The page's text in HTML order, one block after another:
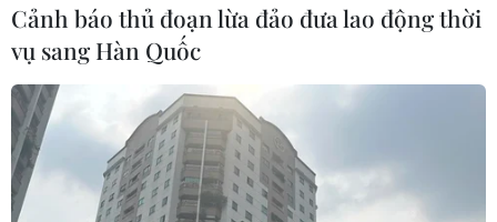
TIN CÙNG CHUYÊN MỤC
ASC 2026: Tiếp lửa đam mê khoa học
cho thế hệ trẻ Việt Nam
04/08/2026 14:08
Cảnh báo thủ đoạn lừa đảo đưa lao động thời
vụ sang Hàn Quốc